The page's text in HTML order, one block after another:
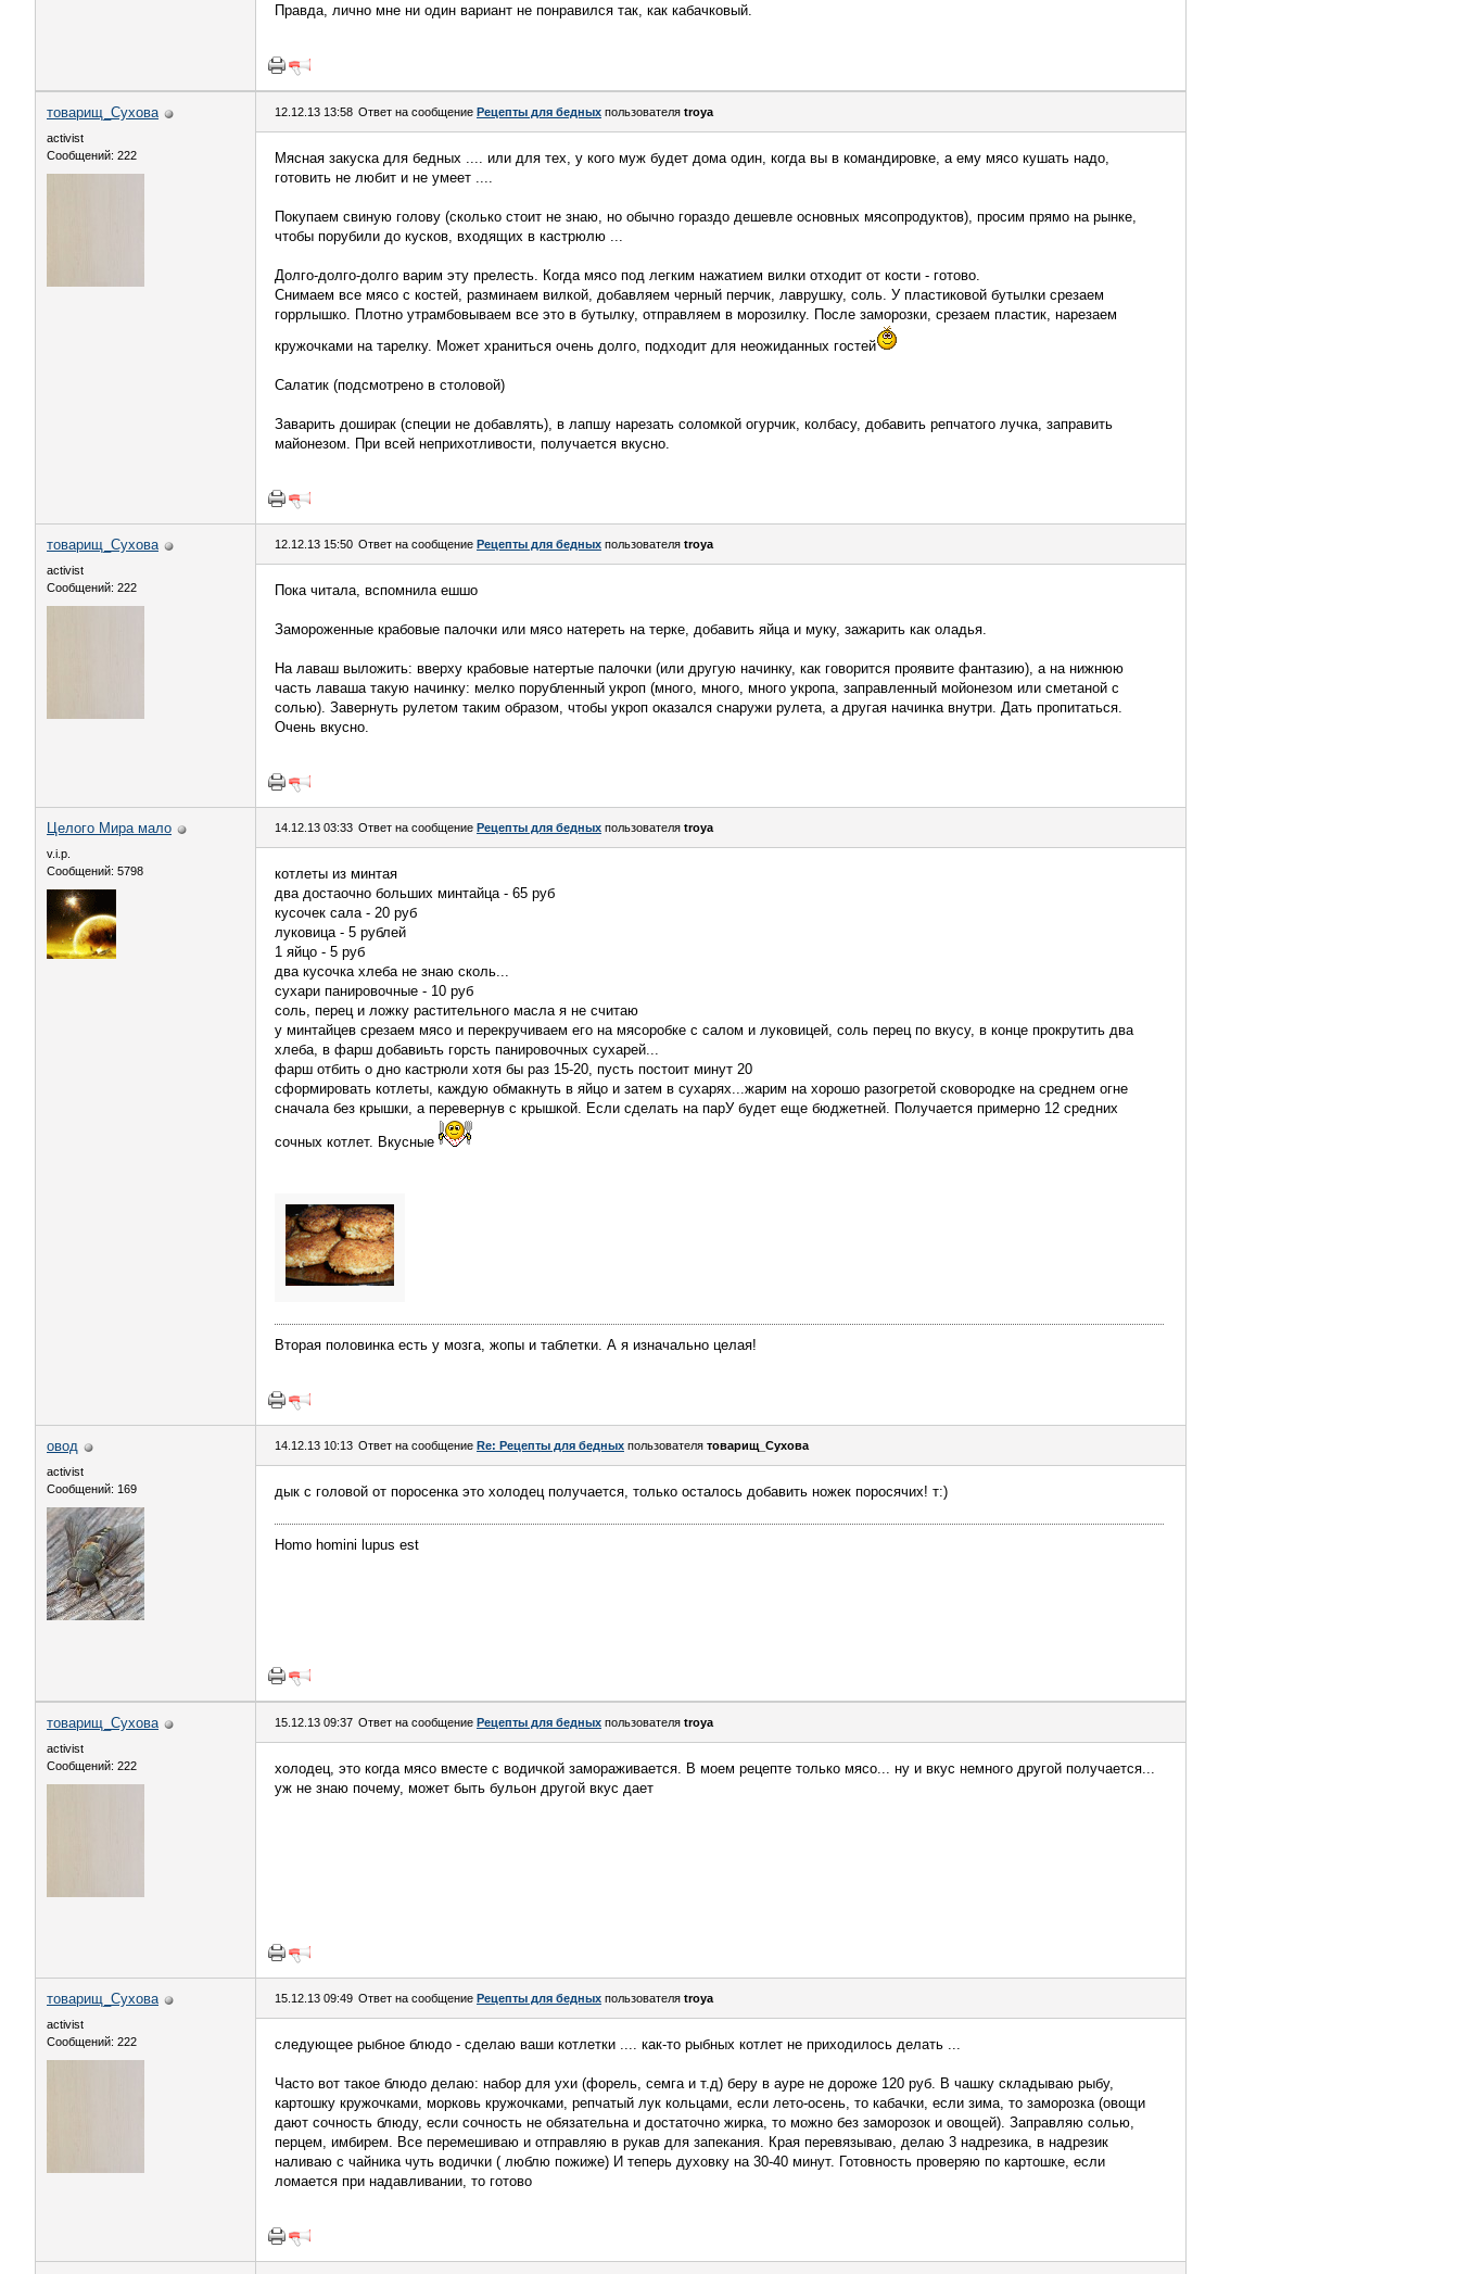
Правда, лично мне ни один вариант не понравился так, как кабачковый.
товарищ_Сухова
activist
Сообщений: 222
12.12.13 13:58 Ответ на сообщение Рецепты для бедных пользователя troya
Мясная закуска для бедных .... или для тех, у кого муж будет дома один, когда вы в командировке, а ему мясо кушать надо,
готовить не любит и не умеет ....
Покупаем свиную голову (сколько стоит не знаю, но обычно гораздо дешевле основных мясопродуктов), просим прямо на рынке,
чтобы порубили до кусков, входящих в кастрюлю ...
Долго-долго-долго варим эту прелесть. Когда мясо под легким нажатием вилки отходит от кости - готово.
Снимаем все мясо с костей, разминаем вилкой, добавляем черный перчик, лаврушку, соль. У пластиковой бутылки срезаем
горрлышко. Плотно утрамбовываем все это в бутылку, отправляем в морозилку. После заморозки, срезаем пластик, нарезаем
кружочками на тарелку. Может храниться очень долго, подходит для неожиданных гостей
Салатик (подсмотрено в столовой)
Заварить доширак (специи не добавлять), в лапшу нарезать соломкой огурчик, колбасу, добавить репчатого лучка, заправить
майонезом. При всей неприхотливости, получается вкусно.
товарищ_Сухова
activist
Сообщений: 222
12.12.13 15:50 Ответ на сообщение Рецепты для бедных пользователя troya
Пока читала, вспомнила ешшо
Замороженные крабовые палочки или мясо натереть на терке, добавить яйца и муку, зажарить как оладья.
На лаваш выложить: вверху крабовые натертые палочки (или другую начинку, как говорится проявите фантазию), а на нижнюю
часть лаваша такую начинку: мелко порубленный укроп (много, много, много укропа, заправленный мойонезом или сметаной с
солью). Завернуть рулетом таким образом, чтобы укроп оказался снаружи рулета, а другая начинка внутри. Дать пропитаться.
Очень вкусно.
Целого Мира мало
v.i.p.
Сообщений: 5798
14.12.13 03:33 Ответ на сообщение Рецепты для бедных пользователя troya
котлеты из минтая
два достаочно больших минтайца - 65 руб
кусочек сала - 20 руб
луковица - 5 рублей
1 яйцо - 5 руб
два кусочка хлеба не знаю сколь...
сухари панировочные - 10 руб
соль, перец и ложку растительного масла я не считаю
у минтайцев срезаем мясо и перекручиваем его на мясоробке с салом и луковицей, соль перец по вкусу, в конце прокрутить два
хлеба, в фарш добавиьть горсть панировочных сухарей...
фарш отбить о дно кастрюли хотя бы раз 15-20, пусть постоит минут 20
сформировать котлеты, каждую обмакнуть в яйцо и затем в сухарях...жарим на хорошо разогретой сковородке на среднем огне
сначала без крышки, а перевернув с крышкой. Если сделать на парУ будет еще бюджетней. Получается примерно 12 средних
сочных котлет. Вкусные
Вторая половинка есть у мозга, жопы и таблетки. А я изначально целая!
овод
activist
Сообщений: 169
14.12.13 10:13 Ответ на сообщение Re: Рецепты для бедных пользователя товарищ_Сухова
дык с головой от поросенка это холодец получается, только осталось добавить ножек поросячих! т:)
Homo homini lupus est
товарищ_Сухова
activist
Сообщений: 222
15.12.13 09:37 Ответ на сообщение Рецепты для бедных пользователя troya
холодец, это когда мясо вместе с водичкой замораживается. В моем рецепте только мясо... ну и вкус немного другой получается...
уж не знаю почему, может быть бульон другой вкус дает
товарищ_Сухова
activist
Сообщений: 222
15.12.13 09:49 Ответ на сообщение Рецепты для бедных пользователя troya
следующее рыбное блюдо - сделаю ваши котлетки .... как-то рыбных котлет не приходилось делать ...
Часто вот такое блюдо делаю: набор для ухи (форель, семга и т.д) беру в ауре не дороже 120 руб. В чашку складываю рыбу,
картошку кружочками, морковь кружочками, репчатый лук кольцами, если лето-осень, то кабачки, если зима, то заморозка (овощи
дают сочность блюду, если сочность не обязательна и достаточно жирка, то можно без заморозок и овощей). Заправляю солью,
перцем, имбирем. Все перемешиваю и отправляю в рукав для запекания. Края перевязываю, делаю 3 надрезика, в надрезик
наливаю с чайника чуть водички ( люблю пожиже) И теперь духовку на 30-40 минут. Готовность проверяю по картошке, если
ломается при надавливании, то готово